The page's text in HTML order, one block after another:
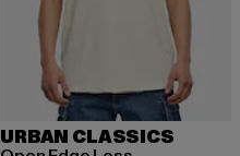
URBAN CLASSICS